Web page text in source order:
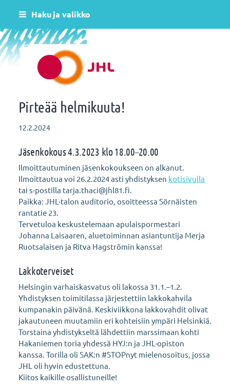
Siirry
sisältöön
Haku ja valikko
Helsingin varhaiskasvatus JHL ry 081
Pirteää helmikuuta!
12.2.2024
Jäsenkokous 4.3.2023 klo 18.00–20.00
Ilmoittautuminen jäsenkokoukseen on alkanut.
Ilmoittautua voi 26.2.2024 asti yhdistyksen kotisivulla
tai s-postilla tarja.thaci@jhl81.fi.
Paikka: JHL-talon auditorio, osoitteessa Sörnäisten
rantatie 23.
Tervetuloa keskustelemaan apulaispormestari
Johanna Laisaaren, aluetoiminnan asiantuntija Merja
Ruotsalaisen ja Ritva Hagströmin kanssa!
Lakkoterveiset
Helsingin varhaiskasvatus oli lakossa 31.1.–1.2.
Yhdistyksen toimitilassa järjestettiin lakkokahvila
kumpanakin päivänä. Keskiviikkona lakkovahdit olivat
jakautuneen muutamiin eri kohteisiin ympäri Helsinkiä.
Torstaina yhdistykseltä lähdettiin marssimaan kohti
Hakaniemen toria yhdessä HYJ:n ja JHL-opiston
kanssa. Torilla oli SAK:n #STOPnyt mielenosoitus, jossa
JHL oli hyvin edustettuna.
Kiitos kaikille osallistuneille!